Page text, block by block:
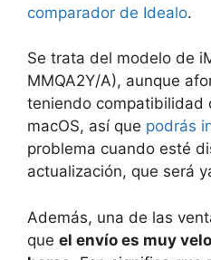
comparador de Idealo.
Se trata del modelo de
MMQA2Y/A), aunque
teniendo compatibilidad
macOS, así que podrás
problema cuando esté
actualización, que será
Además, una de las
que el envío es muy